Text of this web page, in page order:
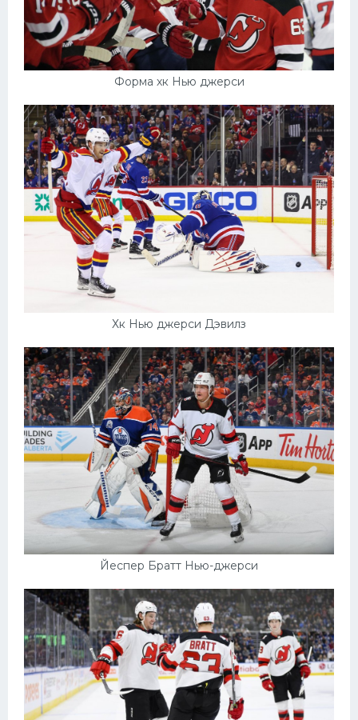
Форма хк Нью джерси
Хк Нью джерси Дэвилз
Йеспер Братт Нью-джерси